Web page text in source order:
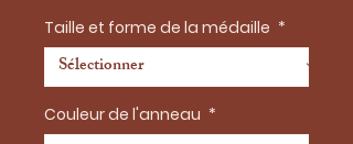
Taille et forme de la médaille *
Couleur de l'anneau *